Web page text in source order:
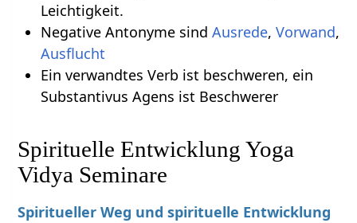
Leichtigkeit.
Negative Antonyme sind Ausrede, Vorwand,
Ausflucht
Ein verwandtes Verb ist beschweren, ein
Substantivus Agens ist Beschwerer
Spirituelle Entwicklung Yoga
Vidya Seminare
Spiritueller Weg und spirituelle Entwicklung